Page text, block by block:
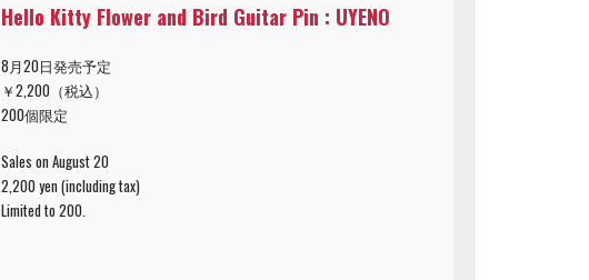
Hello Kitty Flower and Bird Guitar Pin : UYENO
8月20日発売予定
￥2,200（税込）
200個限定
Sales on August 20
2,200 yen (including tax)
Limited to 200.